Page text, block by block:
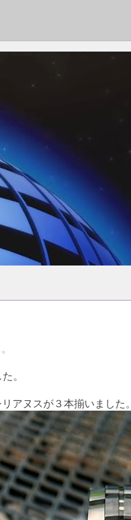
。
アヌスが３本揃いました。